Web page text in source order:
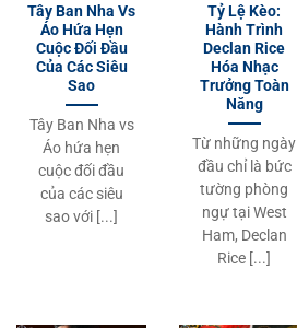
Tây Ban Nha Vs
Áo Hứa Hẹn
Cuộc Đối Đầu
Của Các Siêu
Sao
Tây Ban Nha vs
Áo hứa hẹn
cuộc đối đầu
của các siêu
sao với [...]
Tỷ Lệ Kèo:
Hành Trình
Declan Rice
Hóa Nhạc
Trưởng Toàn
Năng
Từ những ngày
đầu chỉ là bức
tường phòng
ngự tại West
Ham, Declan
Rice [...]